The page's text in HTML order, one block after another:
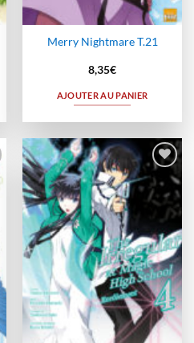
Merry Nightmare T.21
8,35€
AJOUTER AU PANIER
Ajouter
à la
wishlist